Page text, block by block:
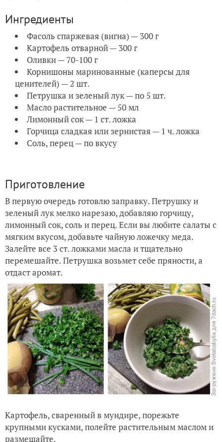
Ингредиенты
Фасоль спаржевая (вигна) — 300 г
Картофель отварной — 300 г
Оливки — 70-100 г
Корнишоны маринованные (каперсы для
ценителей) — 2 шт.
Петрушка и зеленый лук — по 5 шт.
Масло растительное — 50 мл
Лимонный сок — 1 ст. ложка
Горчица сладкая или зернистая — 1 ч. ложка
Соль, перец — по вкусу
Приготовление
В первую очередь готовлю заправку. Петрушку и
зеленый лук мелко нарезаю, добавляю горчицу,
лимонный сок, соль и перец. Если вы любите салаты с
мягким вкусом, добавьте чайную ложечку меда.
Залейте все 3 ст. ложками масла и тщательно
перемешайте. Петрушка возьмет себе пряности, а
отдаст аромат.
Картофель, сваренный в мундире, порежьте
крупными кусками, полейте растительным маслом и
размешайте.